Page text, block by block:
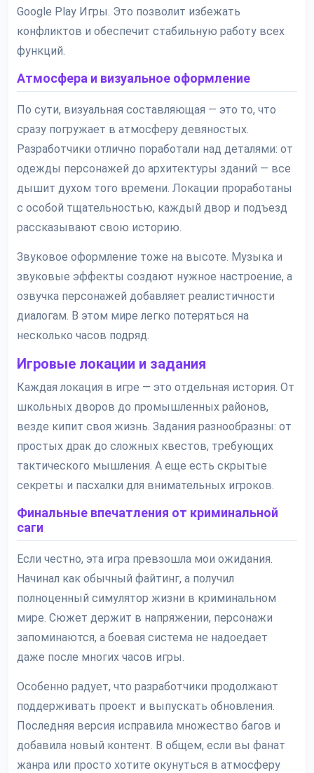
Google Play Игры. Это позволит избежать
конфликтов и обеспечит стабильную работу всех
функций.
Атмосфера и визуальное оформление
По сути, визуальная составляющая — это то, что
сразу погружает в атмосферу девяностых.
Разработчики отлично поработали над деталями: от
одежды персонажей до архитектуры зданий — все
дышит духом того времени. Локации проработаны
с особой тщательностью, каждый двор и подъезд
рассказывают свою историю.
Звуковое оформление тоже на высоте. Музыка и
звуковые эффекты создают нужное настроение, а
озвучка персонажей добавляет реалистичности
диалогам. В этом мире легко потеряться на
несколько часов подряд.
Игровые локации и задания
Каждая локация в игре — это отдельная история. От
школьных дворов до промышленных районов,
везде кипит своя жизнь. Задания разнообразны: от
простых драк до сложных квестов, требующих
тактического мышления. А еще есть скрытые
секреты и пасхалки для внимательных игроков.
Финальные впечатления от криминальной
саги
Если честно, эта игра превзошла мои ожидания.
Начинал как обычный файтинг, а получил
полноценный симулятор жизни в криминальном
мире. Сюжет держит в напряжении, персонажи
запоминаются, а боевая система не надоедает
даже после многих часов игры.
Особенно радует, что разработчики продолжают
поддерживать проект и выпускать обновления.
Последняя версия исправила множество багов и
добавила новый контент. В общем, если вы фанат
жанра или просто хотите окунуться в атмосферу